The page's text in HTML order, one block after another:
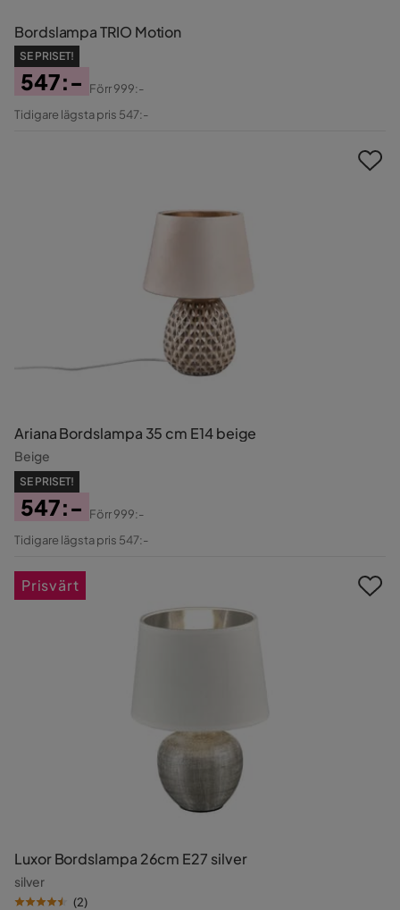
Bordslampa TRIO Motion
SE PRISET!
Pris
547:-
Original
Förr999:-
Tidigare lägsta pris 547:-
Ariana Bordslampa 35 cm E14 beige
Beige
SE PRISET!
Pris
547:-
Original
Förr999:-
Tidigare lägsta pris 547:-
Luxor Bordslampa 26cm E27 silver
silver
(2)
Prisvärt